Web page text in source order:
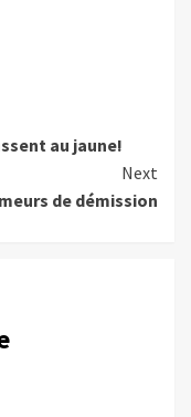
au jaune!
Next
de démission